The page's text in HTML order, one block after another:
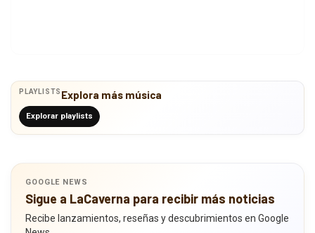
PLAYLISTS Explora más música
Explorar playlists
GOOGLE NEWS
Sigue a LaCaverna para recibir más noticias
Recibe lanzamientos, reseñas y descubrimientos en Google